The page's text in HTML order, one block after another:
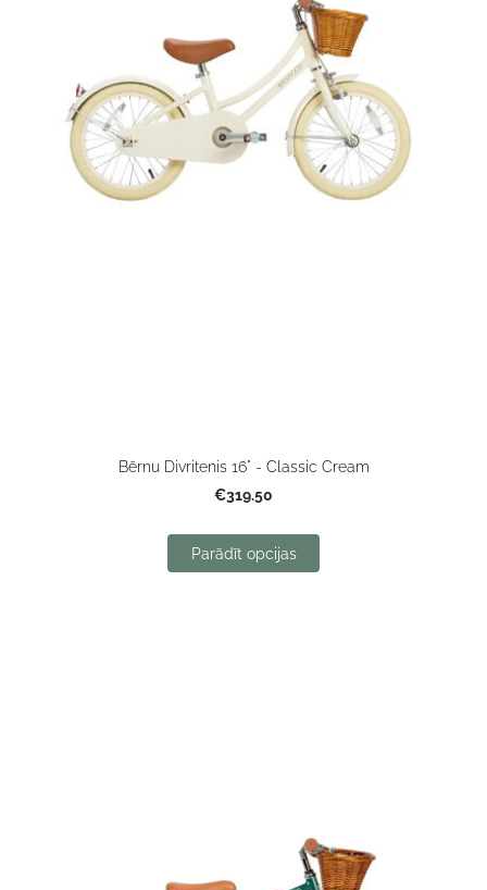
Bērnu Divritenis 16" - Classic Cream
€319.50
Parādīt opcijas